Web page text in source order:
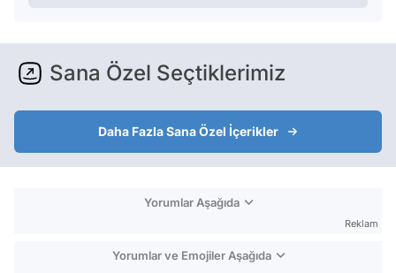
Sana Özel Seçtiklerimiz
Daha Fazla Sana Özel İçerikler
Yorumlar Aşağıda
Reklam
Yorumlar ve Emojiler Aşağıda